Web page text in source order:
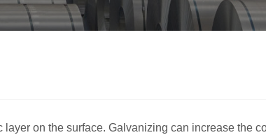
on the surface. Galvanizing can increase the